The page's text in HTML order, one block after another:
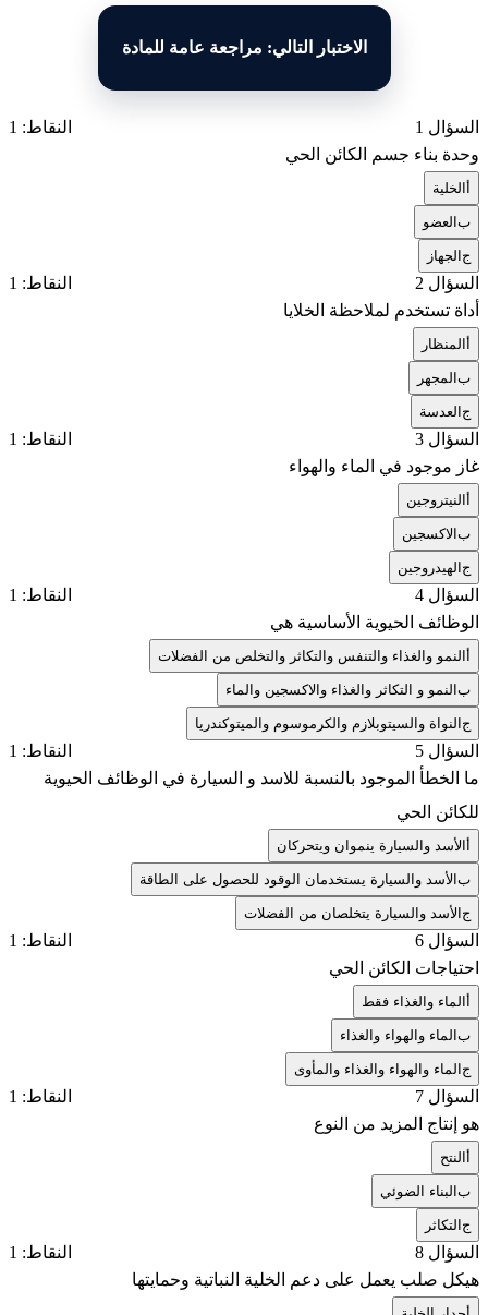
الاختبار التالي: مراجعة عامة للمادة
السؤال 1
النقاط: 1
وحدة بناء جسم الكائن الحي
الخلية
بالعضو
جالجهاز
السؤال 2
النقاط: 1
أداة تستخدم لملاحظة الخلايا
المنظار
بالمجهر
جالعدسة
السؤال 3
النقاط: 1
غاز موجود في الماء والهواء
النيتروجين
بالاكسجين
جالهيدروجين
السؤال 4
النقاط: 1
الوظائف الحيوية الأساسية هي
النمو والغذاء والتنفس والتكاثر والتخلص من الفضلات
بالنمو و التكاثر والغذاء والاكسجين والماء
جالنواة والسيتوبلازم والكرموسوم والميتوكندريا
السؤال 5
النقاط: 1
ما الخطأ الموجود بالنسبة للاسد و السيارة في الوظائف الحيوية
للكائن الحي
الأسد والسيارة ينموان ويتحركان
بالأسد والسيارة يستخدمان الوقود للحصول على الطاقة
جالأسد والسيارة يتخلصان من الفضلات
السؤال 6
النقاط: 1
احتياجات الكائن الحي
الماء والغذاء فقط
بالماء والهواء والغذاء
جالماء والهواء والغذاء والمأوى
السؤال 7
النقاط: 1
هو إنتاج المزيد من النوع
النتح
بالبناء الضوئي
جالتكاثر
السؤال 8
النقاط: 1
هيكل صلب يعمل على دعم الخلية النباتية وحمايتها